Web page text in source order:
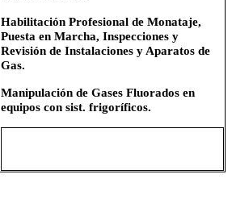
Habilitación Profesional de Monataje,
Puesta en Marcha, Inspecciones y
Revisión de Instalaciones y Aparatos de
Gas.
Manipulación de Gases Fluorados en
equipos con sist. frigoríficos.